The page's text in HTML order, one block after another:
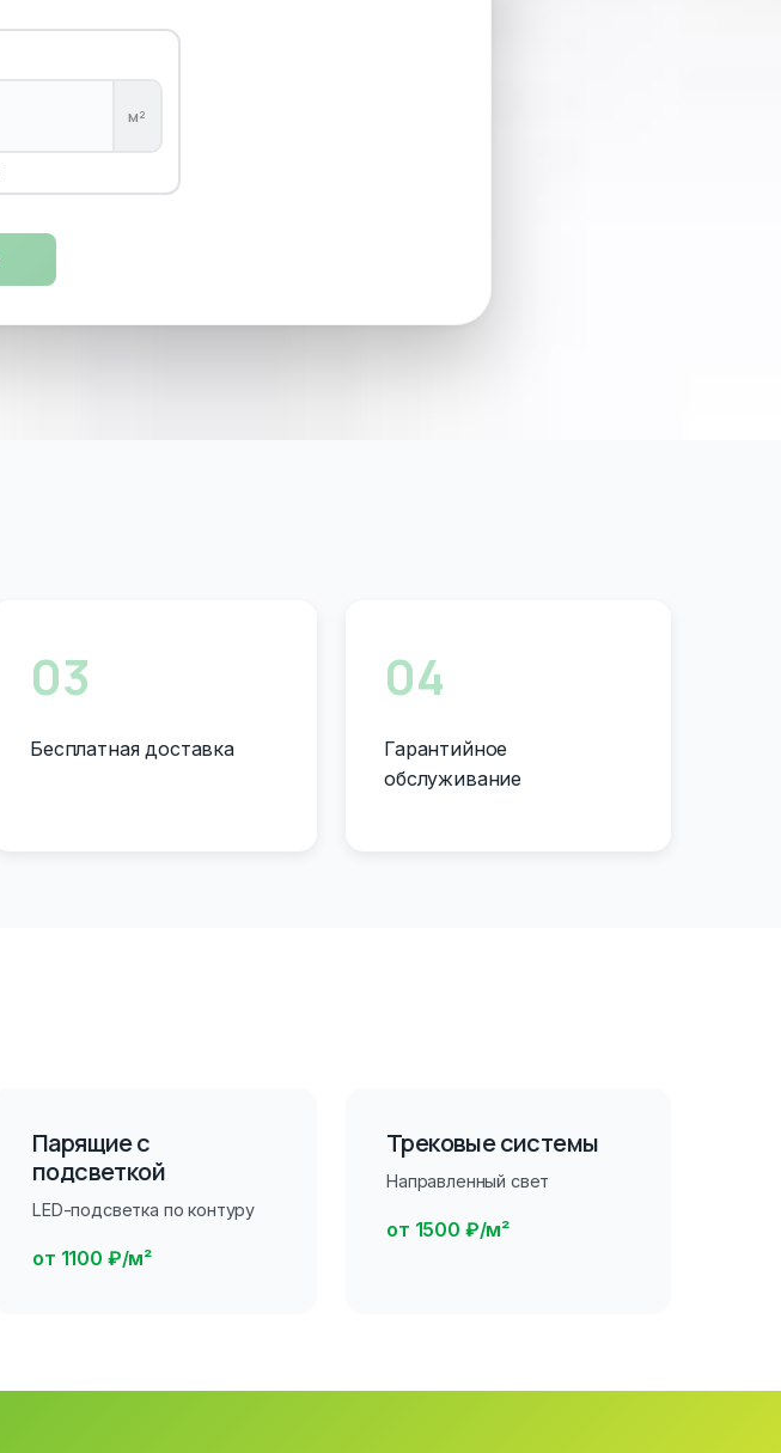
м²
03
Бесплатная доставка
04
Гарантийное
обслуживание
Парящие с
подсветкой
LED-подсветка по контуру
от 1100 ₽/м²
Трековые системы
Направленный свет
от 1500 ₽/м²